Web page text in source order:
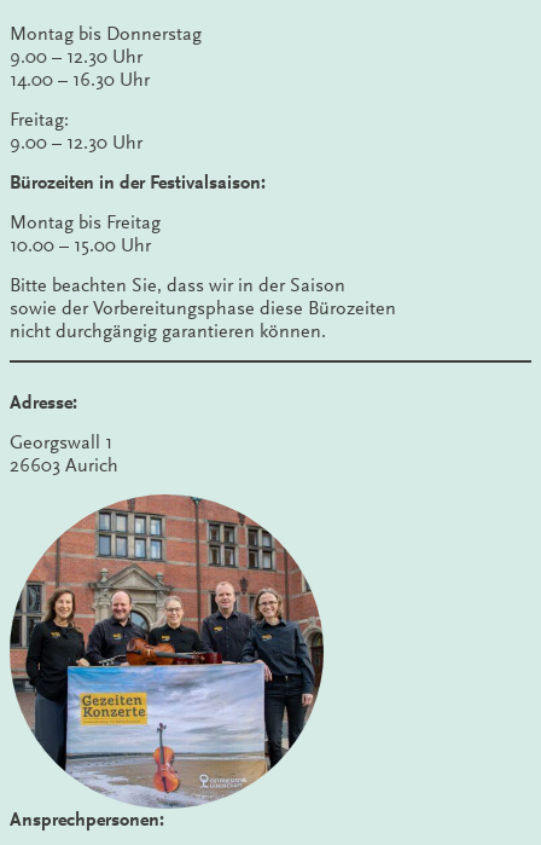
Montag bis Donnerstag
9.00 – 12.30 Uhr
14.00 – 16.30 Uhr
Freitag:
9.00 – 12.30 Uhr
Bürozeiten in der Festivalsaison:
Montag bis Freitag
10.00 – 15.00 Uhr
Bitte beachten Sie, dass wir in der Saison
sowie der Vorbereitungsphase diese Bürozeiten
nicht durchgängig garantieren können.
Adresse:
Georgswall 1
26603 Aurich
Ansprechpersonen: